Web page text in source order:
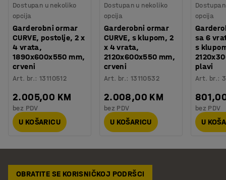
Dostupan u nekoliko
opcija
Garderobni ormar
CURVE, postolje, 2 x
4 vrata,
1890x600x550 mm,
crveni
Art. br.:13110512
2.005,00 KM
bez PDV
U KOŠARICU
Dostupan u nekoliko
opcija
Garderobni ormar
CURVE, s klupom, 2
x 4 vrata,
2120x600x550 mm,
crveni
Art. br.: 13110532
2.008,00 KM
bez PDV
U KOŠARICU
opcija
sa 6
s
plavi
Art. br.:
bez PDV
U
OBRATITE SE KORISNIČKOJ PODRŠCI